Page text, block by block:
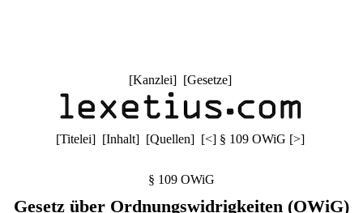
[Kanzlei] [Gesetze]
[Titelei] [Inhalt] [Quellen] [<] § 109 OWiG [>]
§ 109 OWiG
Gesetz über Ordnungswidrigkeiten (OWiG)